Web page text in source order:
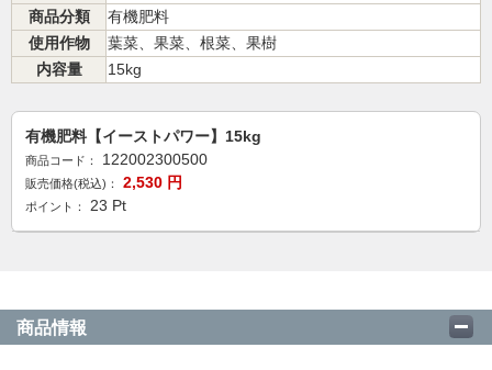
商品分類
有機肥料
使用作物
葉菜、果菜、根菜、果樹
内容量
15kg
有機肥料【イーストパワー】15kg
商品コード： 122002300500
販売価格(税込)： 2,530 円
ポイント： 23 Pt
商品情報